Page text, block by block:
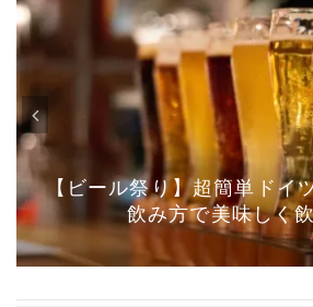
【ビール祭り】超簡単ドイ
飲み方で美味しく